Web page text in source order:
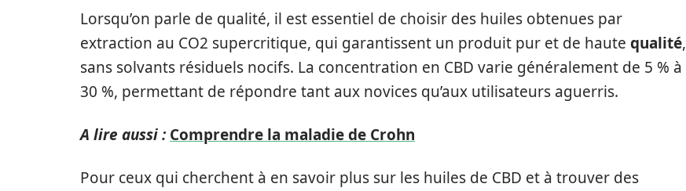
Lorsqu’on parle de qualité, il est essentiel de choisir des huiles obtenues par
extraction au CO2 supercritique, qui garantissent un produit pur et de haute qualité,
sans solvants résiduels nocifs. La concentration en CBD varie généralement de 5 % à
30 %, permettant de répondre tant aux novices qu’aux utilisateurs aguerris.
A lire aussi : Comprendre la maladie de Crohn
Pour ceux qui cherchent à en savoir plus sur les huiles de CBD et à trouver des